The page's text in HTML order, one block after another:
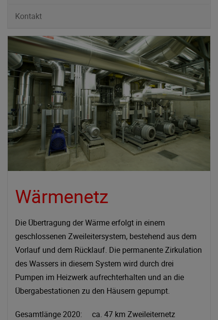
Wärmenetz
Die Übertragung der Wärme erfolgt in einem
geschlossenen Zweileitersystem, bestehend aus dem
Vorlauf und dem Rücklauf. Die permanente Zirkulation
des Wassers in diesem System wird durch drei
Pumpen im Heizwerk aufrechterhalten und an die
Übergabestationen zu den Häusern gepumpt.
Gesamtlänge 2020: ca. 47 km Zweileiternetz
Kontakt